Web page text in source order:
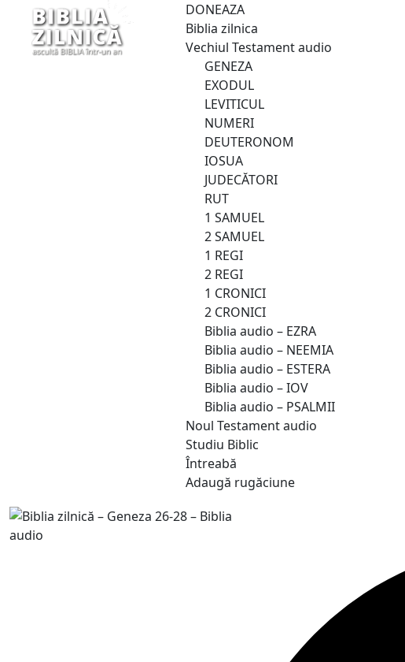
DONEAZA
Biblia zilnica
Vechiul Testament audio
GENEZA
EXODUL
LEVITICUL
NUMERI
DEUTERONOM
IOSUA
JUDECĂTORI
RUT
1 SAMUEL
2 SAMUEL
1 REGI
2 REGI
1 CRONICI
2 CRONICI
Biblia audio – EZRA
Biblia audio – NEEMIA
Biblia audio – ESTERA
Biblia audio – IOV
Biblia audio – PSALMII
Noul Testament audio
Studiu Biblic
Întreabă
Adaugă rugăciune